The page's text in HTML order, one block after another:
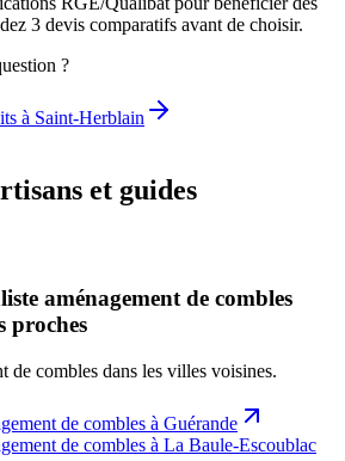
3 devis comparatifs avant de choisir.
?
à Saint-Herblain
et guides
aménagement de combles
proches
de combles dans les villes voisines.
de combles à Guérande
de combles à La Baule-Escoublac